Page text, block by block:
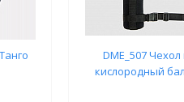
DME_507 Чехол
кислородный